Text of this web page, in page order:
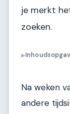
je merkt
zoeken.
▶
Na weken
andere